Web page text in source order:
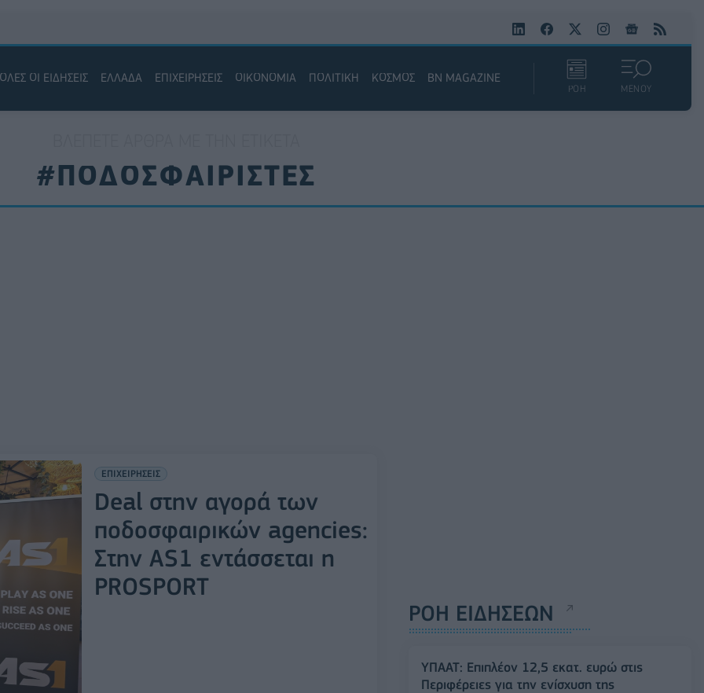
ΟΛΕΣ ΟΙ ΕΙΔΗΣΕΙΣ ΕΛΛΑΔΑ ΕΠΙΧΕΙΡΗΣΕΙΣ ΟΙΚΟΝΟΜΙΑ ΠΟΛΙΤΙΚΗ ΚΟΣΜΟΣ BN MAGAZINE
ΡΟΗ ΜΕΝΟΥ
#ΠΟΔΟΣΦΑΙΡΙΣΤΕΣ
ΕΠΙΧΕΙΡΗΣΕΙΣ
Deal στην αγορά των
ποδοσφαιρικών agencies:
Στην AS1 εντάσσεται η
PROSPORT
ΡΟΗ ΕΙΔΗΣΕΩΝ
ΥΠΑΑΤ: Επιπλέον 12,5 εκατ. ευρώ στις
Περιφέρειες για την ενίσχυση της